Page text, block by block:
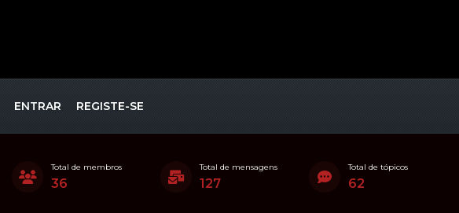
ENTRAR REGISTE-SE
Total de membros
36
Total de mensagens
127
Total de tópicos
62